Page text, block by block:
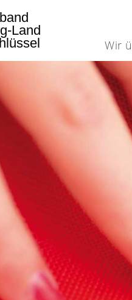
Wir
Land